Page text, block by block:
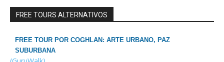
FREE TOURS ALTERNATIVOS
FREE TOUR POR COGHLAN: ARTE URBANO, PAZ
SUBURBANA